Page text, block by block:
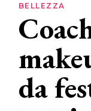
Lifestyle
News
BELLEZZA
da